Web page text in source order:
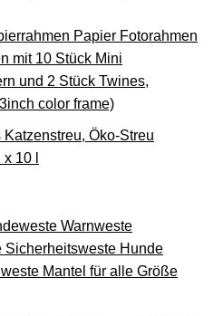
Papier Fotorahmen
mit 10 Stück Mini
und 2 Stück Twines,
color frame)
Katzenstreu, Öko-Streu
10 l
Warnweste
Sicherheitsweste Hunde
Mantel für alle Größe